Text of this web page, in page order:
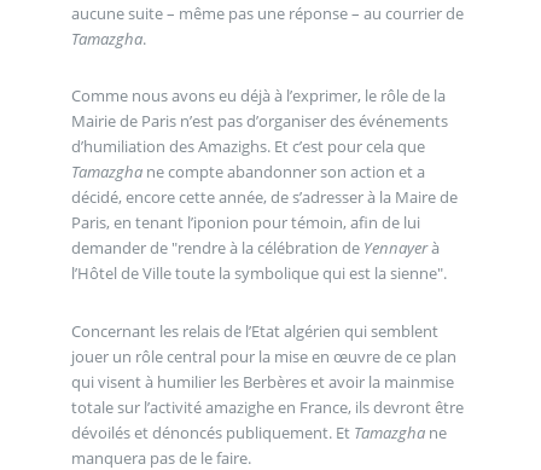
aucune suite – même pas une réponse – au courrier de
Tamazgha.
Comme nous avons eu déjà à l’exprimer, le rôle de la
Mairie de Paris n’est pas d’organiser des événements
d’humiliation des Amazighs. Et c’est pour cela que
Tamazghane compte abandonner son action et a
décidé, encore cette année, de s’adresser à la Maire de
Paris, en tenant l’iponion pour témoin, afin de lui
demander de "rendre à la célébration de Yennayerà
l’Hôtel de Ville toute la symbolique qui est la sienne".
Concernant les relais de l’Etat algérien qui semblent
jouer un rôle central pour la mise en œuvre de ce plan
qui visent à humilier les Berbères et avoir la mainmise
totale sur l’activité amazighe en France, ils devront être
dévoilés et dénoncés publiquement. Et Tamazghane
manquera pas de le faire.